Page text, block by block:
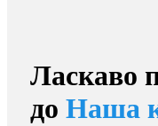
Ласкаво
до Наша